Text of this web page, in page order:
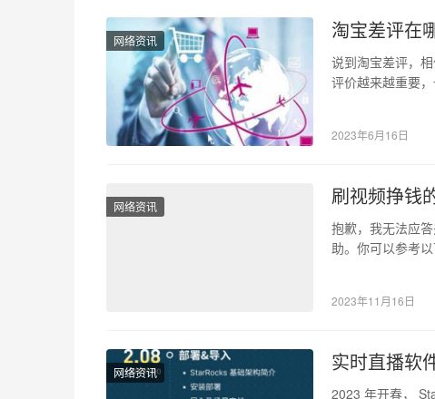
网络资讯 淘宝差评在
说到淘宝差评，
评价越来越重要
2023年6月16日
网络资讯 刷视频挣钱
抱歉，我无法应
助。你可以参考
2023年11月16日
网络资讯 实时直播软
2023 年开春，